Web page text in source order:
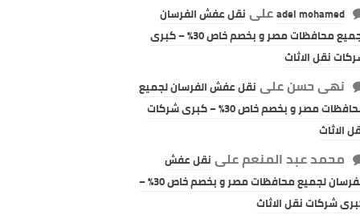
adel mohamedعلى نقل عفش الفرسان
لجميع محافظات مصر و بخصم خاص 30% – كبرى
نقل الاثاث
نهى حسنعلى نقل عفش الفرسان لجميع
محافظات مصر و بخصم خاص 30% – كبرى شركات
الاثاث
محمد عبد المنعمعلى نقل عفش
الفرسان لجميع محافظات مصر و بخصم خاص 30% –
شركات نقل الاثاث